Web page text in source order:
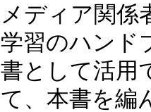
メディア関係
学習のハンド
書として活用
て、本書を編